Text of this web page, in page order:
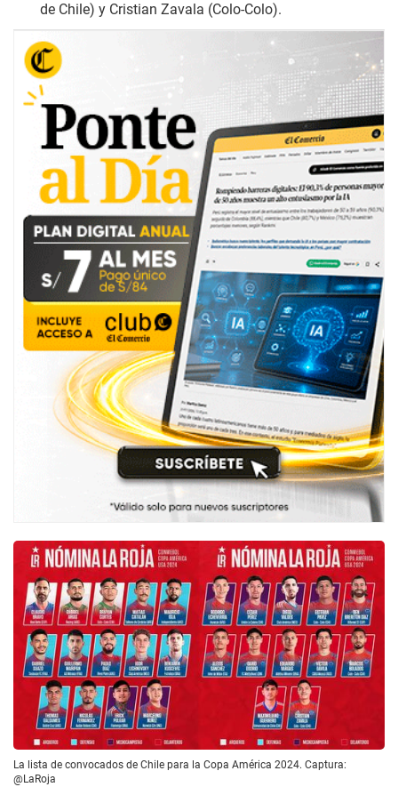
de Chile) y Cristian Zavala (Colo-Colo).
La lista de convocados de Chile para la Copa América 2024. Captura:
@LaRoja